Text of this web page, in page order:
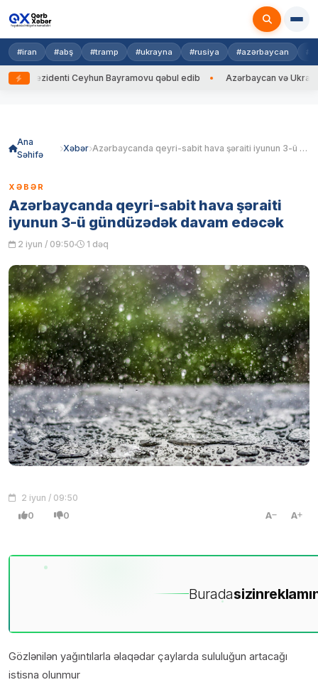
#iran #abş #tramp #ukrayna #rusiya #azərbaycan
Prezidenti Ceyhun Bayramovu qəbul edib Azərbaycan və Ukrayna
Ana
Səhifə
Xəbər Azərbaycanda qeyri-sabit hava şəraiti iyunun 3-ü gündüzədək davam edəcək
XƏBƏR
Azərbaycanda qeyri-sabit hava şəraiti
iyunun 3-ü gündüzədək davam edəcək
2 iyun / 09:50 1 dəq
2 iyun / 09:50
0 0 A A
Buradasizin
Gözlənilən yağıntılarla əlaqədar çaylarda sululuğun artacağı
istisna olunmur